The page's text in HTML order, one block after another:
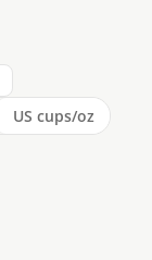
US cups/oz